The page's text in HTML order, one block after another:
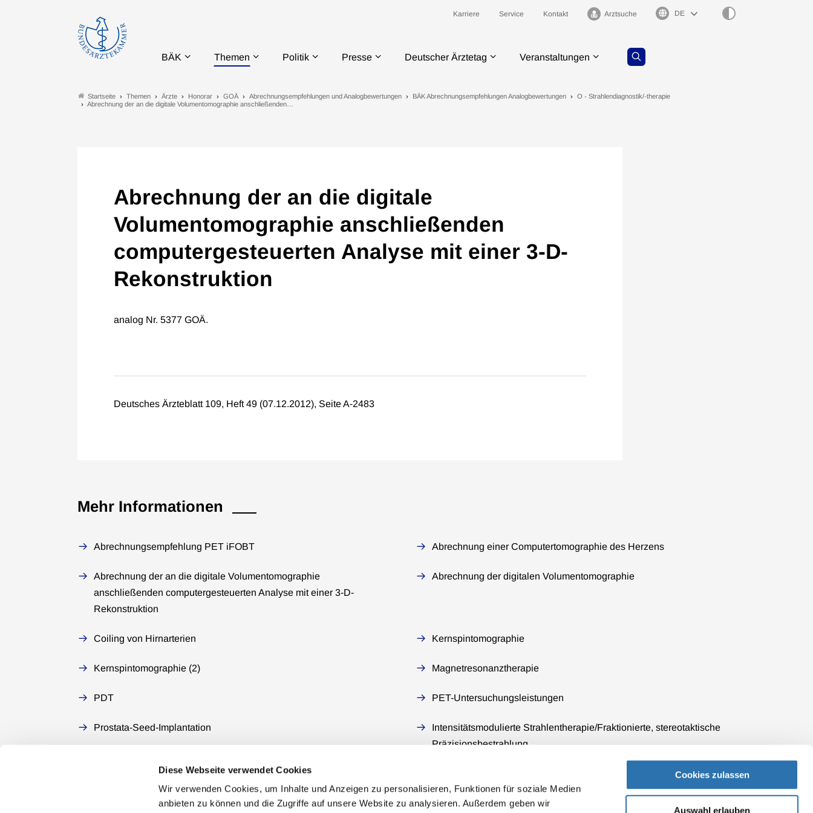
Diese Webseite verwendet Cookies
Wir verwenden Cookies, um Inhalte und Anzeigen zu personalisieren, Funktionen für soziale Medien
anbieten zu können und die Zugriffe auf unsere Website zu analysieren. Außerdem geben wir
Cookies zulassen
Auswahl erlauben
Karriere Service Kontakt Arztsuche Sprachauswahl
BÄK Themen Politik Presse Deutscher Ärztetag Veranstaltungen
Startseite Themen Ärzte Honorar GOÄ Abrechnungsempfehlungen und Analogbewertungen BÄK Abrechnungsempfehlungen Analogbewertungen
O - Strahlendiagnostik/-therapie
Abrechnung der an die digitale Volumentomographie anschließenden…
Abrechnung der an die digitale
Volumentomographie anschließenden
computergesteuerten Analyse mit einer 3-D-
Rekonstruktion
analog Nr. 5377 GOÄ.
Deutsches Ärzteblatt 109, Heft 49 (07.12.2012), Seite A-2483
Mehr Informationen
Abrechnungsempfehlung PET iFOBT Abrechnung einer Computertomographie des Herzens
Abrechnung der an die digitale Volumentomographie
anschließenden computergesteuerten Analyse mit einer 3-D-
Rekonstruktion
Abrechnung der digitalen Volumentomographie
Coiling von Hirnarterien Kernspintomographie
Kernspintomographie (2) Magnetresonanztherapie
PDT PET-Untersuchungsleistungen
Prostata-Seed-Implantation
Intensitätsmodulierte Strahlentherapie/Fraktionierte, stereotaktische
Präzisionsbestrahlung